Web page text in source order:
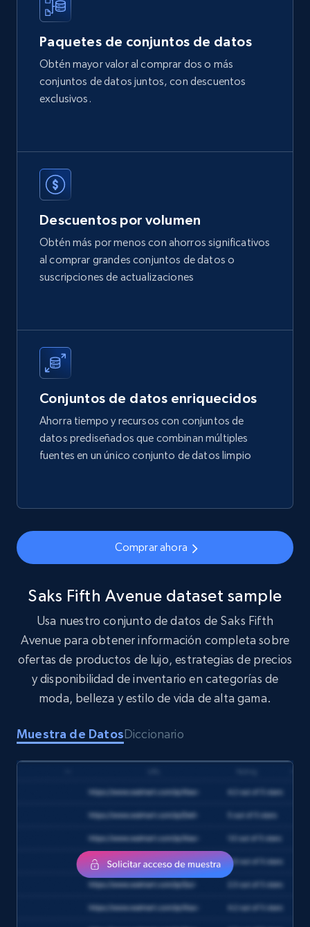
Etsy
price, and more.
eCommerce
322+
price, Final price, Final price high, Currency, and
more.
254+
price, Currency, Sold, and more.
181+ Buy Now
Target
URL, Product id, Title, Product description,
and more.
175+ Buy Now
Amazon Walmart
URL, Title amazon, Seller name amazon, Brand
Paquetes de conjuntos de datos
Obtén mayor valor al comprar dos o más
conjuntos de datos juntos, con descuentos
exclusivos.
Descuentos por volumen
Obtén más por menos con ahorros significativos
al comprar grandes conjuntos de datos o
suscripciones de actualizaciones
Conjuntos de datos enriquecidos
Ahorra tiempo y recursos con conjuntos de
datos prediseñados que combinan múltiples
fuentes en un único conjunto de datos limpio
Comprar ahora
Saks Fifth Avenue dataset sample
Usa nuestro conjunto de datos de Saks Fifth
Avenue para obtener información completa sobre
ofertas de productos de lujo, estrategias de precios
y disponibilidad de inventario en categorías de
moda, belleza y estilo de vida de alta gama.
Muestra de DatosDiccionario